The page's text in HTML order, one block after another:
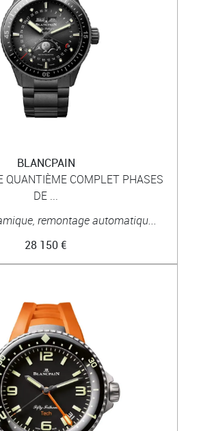
BLANCPAIN
QUANTIÈME COMPLET PHASES
DE ...
remontage automatiqu...
28 150 €